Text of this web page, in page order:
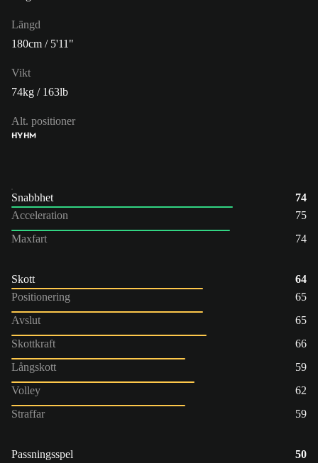
Längd
180cm / 5'11"
Vikt
74kg / 163lb
Alt. positioner
HYHM
Snabbhet
74
Acceleration
75
Maxfart
74
Skott
64
Positionering
65
Avslut
65
Skottkraft
66
Långskott
59
Volley
62
Straffar
59
Passningsspel
50